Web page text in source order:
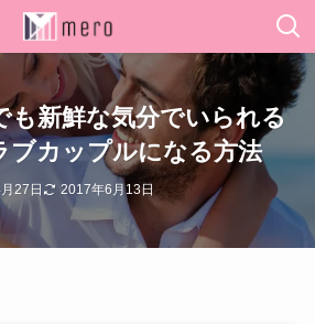
も新鮮な気分でいられる
カップルになる方法
27日 2017年6月13日